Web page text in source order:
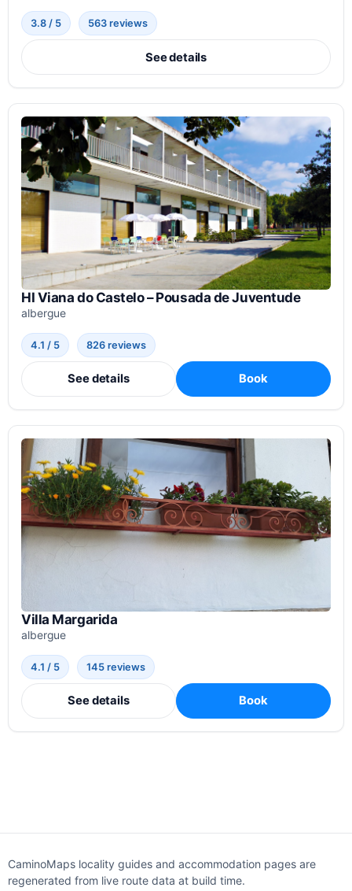
3.8 / 5 563 reviews
See details
HI Viana do Castelo – Pousada de Juventude
albergue
4.1 / 5 826 reviews
See details Book
Villa Margarida
albergue
4.1 / 5 145 reviews
See details Book
CaminoMaps locality guides and accommodation pages are
regenerated from live route data at build time.